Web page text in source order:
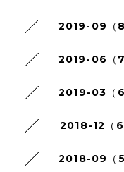
2019-09（8
2019-06（7
2019-03（6
2018-12（6
2018-09（5